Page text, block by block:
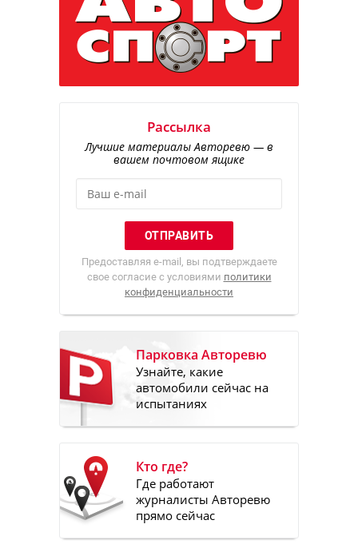
Рассылка
Лучшие материалы Авторевю — в
вашем почтовом ящике
Предоставляя e-mail, вы подтверждаете
свое согласие с условиями политики
конфиденциальности
Парковка Авторевю
Узнайте, какие
автомобили сейчас на
испытаниях
Кто где?
Где работают
журналисты Авторевю
прямо сейчас